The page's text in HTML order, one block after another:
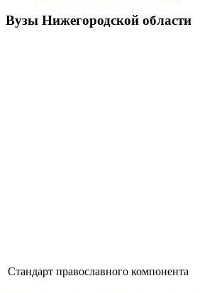
Вузы Нижегородской области
Стандарт православного компонента